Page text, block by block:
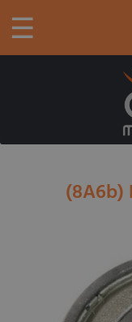
☰
(8A6b)